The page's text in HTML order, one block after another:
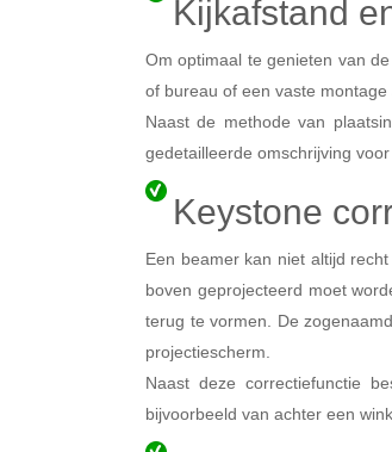
Kijkafstand
Om optimaal te genieten van
of bureau of een vaste
Naast de methode van
gedetailleerde omschrijving
Keystone
Een beamer kan niet altijd
boven geprojecteerd moet
terug te vormen. De
projectiescherm.
Naast deze correctiefunctie
bijvoorbeeld van achter een